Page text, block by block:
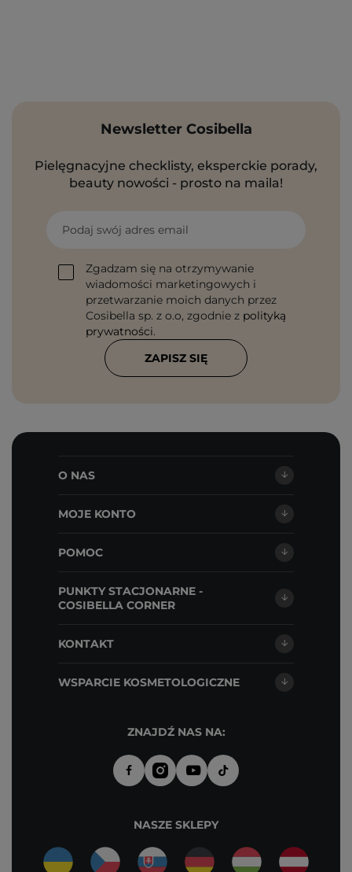
Newsletter Cosibella
Pielęgnacyjne checklisty, eksperckie porady,
beauty nowości - prosto na maila!
Podaj swój adres email
Zgadzam się na otrzymywanie
wiadomości marketingowych i
przetwarzanie moich danych przez
Cosibella sp. z o.o, zgodnie z polityką
prywatności.
ZAPISZ SIĘ
O NAS
MOJE KONTO
POMOC
PUNKTY STACJONARNE -
COSIBELLA CORNER
KONTAKT
WSPARCIE KOSMETOLOGICZNE
ZNAJDŹ NAS NA:
NASZE SKLEPY